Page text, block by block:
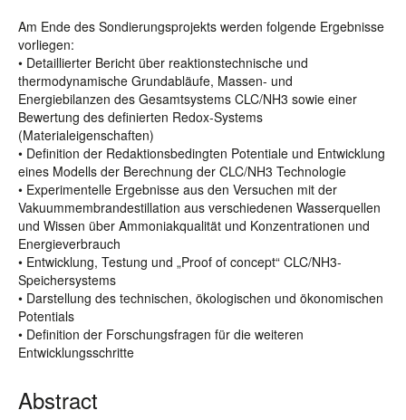
Am Ende des Sondierungsprojekts werden folgende Ergebnisse
vorliegen:
• Detaillierter Bericht über reaktionstechnische und
thermodynamische Grundabläufe, Massen- und
Energiebilanzen des Gesamtsystems CLC/NH3 sowie einer
Bewertung des definierten Redox-Systems
(Materialeigenschaften)
• Definition der Redaktionsbedingten Potentiale und Entwicklung
eines Modells der Berechnung der CLC/NH3 Technologie
• Experimentelle Ergebnisse aus den Versuchen mit der
Vakuummembrandestillation aus verschiedenen Wasserquellen
und Wissen über Ammoniakqualität und Konzentrationen und
Energieverbrauch
• Entwicklung, Testung und „Proof of concept“ CLC/NH3-
Speichersystems
• Darstellung des technischen, ökologischen und ökonomischen
Potentials
• Definition der Forschungsfragen für die weiteren
Entwicklungsschritte
Abstract